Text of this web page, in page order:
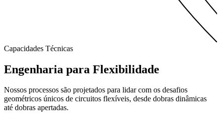
Capacidades Técnicas
Engenharia para Flexibilidade
Nossos processos são projetados para lidar com os desafios
geométricos únicos de circuitos flexíveis, desde dobras dinâmicas
até dobras apertadas.